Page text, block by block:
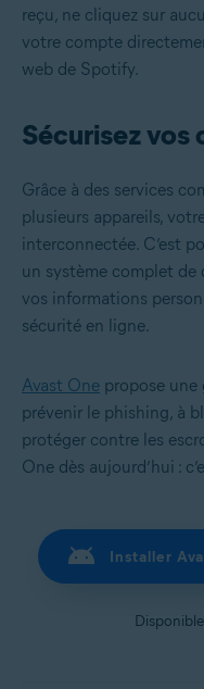
reçu, ne cliquez sur
votre compte
web de Spotify.
Sécurisez vos
Grâce à des services
plusieurs appareils,
interconnectée. C’est
un système complet
vos informations
sécurité en ligne.
Avast One propose une
prévenir le phishing, à
protéger contre les
One dès aujourd’hui :
Installer